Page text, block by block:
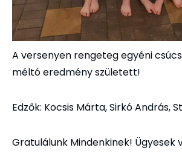
A versenyen rengeteg egyéni
méltó eredmény született!
Edzők: Kocsis Márta, Sirkó András,
Gratulálunk Mindenkinek! Ügyesek